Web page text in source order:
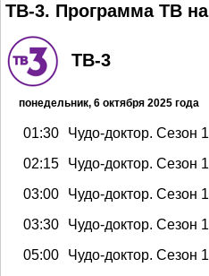
ТВ-3. Программа ТВ на
ТВ-3
понедельник, 6 октября 2025 года
01:30
Чудо-доктор. Сезон
02:15
Чудо-доктор. Сезон
03:00
Чудо-доктор. Сезон
03:30
Чудо-доктор. Сезон
05:00
Чудо-доктор. Сезон